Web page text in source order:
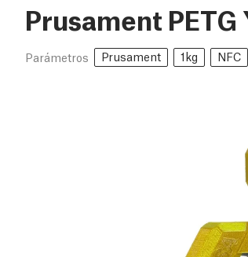
Prusament PETG
Parámetros Prusament 1kg NFC